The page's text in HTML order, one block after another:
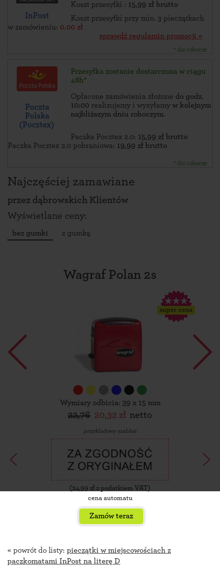
InPost
Koszt przesyłki : 15,99 zł brutto
Koszt przesyłki przy min. 3 pieczątkach
w zamówieniu: 0.00 zł
sprawdź regulamin promocji »
* dni robocze
Poczta
Polska
(Pocztex)
Przesyłka zostanie dostarczona w ciągu
48h*
Opłacone zamówienia złożone do godz.
10:00 realizujemy i wysyłamy w kolejnym
najbliższym dniu roboczym.
Paczka Pocztex 2.0: 15,99 zł brutto
Paczka Pocztex 2.0 pobraniowa: 19,99 zł brutto
* dni robocze
Najczęściej zamawiane
przez dąbrowskich Klientów
Wyświetlane ceny:
bez gumki z gumką
Wagraf Polan 2s
super cena
Wymiary odbicia: 39 x 15 mm
22,76 20,32 zł netto
przykładowy szablon
( 24,99 zł z podatkiem VAT)
cena automatu
Zamów teraz
« powrót do listy: pieczątki w miejscowościach z
paczkomatami InPost na literę D